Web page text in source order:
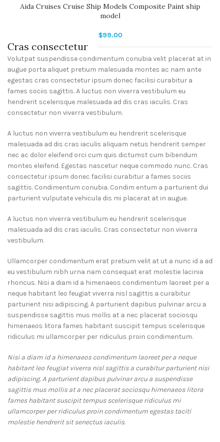
Aida Cruises Cruise Ship Models Composite Paint ship
model
$99.00
Cras consectetur
Volutpat suspendisse condimentum conubia velit placerat at in
augue porta aliquet pretium malesuada montes ac nam ante
egestas cras consectetur ipsum donec facilisi curabitur a
fames sociis sagittis. A luctus non viverra vestibulum eu
hendrerit scelerisque malesuada ad dis cras iaculis. Cras
consectetur non viverra vestibulum.
A luctus non viverra vestibulum eu hendrerit scelerisque
malesuada ad dis cras iaculis aliquam netus hendrerit semper
nec ac dolor eleifend orci cum quis dictumst cum bibendum
montes eleifend. Egestas nascetur neque commodo nunc. Cras
consectetur ipsum donec facilisi curabitur a fames sociis
sagittis. Condimentum conubia. Condim entum a parturient dui
parturient vulputate vehicula dis mi placerat at in augue.
A luctus non viverra vestibulum eu hendrerit scelerisque
malesuada ad dis cras iaculis. Cras consectetur non viverra
vestibulum.
Ullamcorper condimentum erat pretium velit at ut a nunc id a ad
eu vestibulum nibh urna nam consequat erat molestie lacinia
rhoncus. Nisi a diam id a himenaeos condimentum laoreet per a
neque habitant leo feugiat viverra nisl sagittis a curabitur
parturient nisi adipiscing. A parturient dapibus pulvinar arcu a
suspendisse sagittis mus mollis at a nec placerat sociosqu
himenaeos litora fames habitant suscipit tempus scelerisque
ridiculus mi ullamcorper per ridiculus proin condimentum.
Nisi a diam id a himenaeos condimentum laoreet per a neque
habitant leo feugiat viverra nisl sagittis a curabitur parturient nisi
adipiscing. A parturient dapibus pulvinar arcu a suspendisse
sagittis mus mollis at a nec placerat sociosqu himenaeos litora
fames habitant suscipit tempus scelerisque ridiculus mi
ullamcorper per ridiculus proin condimentum egestas taciti
molestie hendrerit sit senectus iaculis.